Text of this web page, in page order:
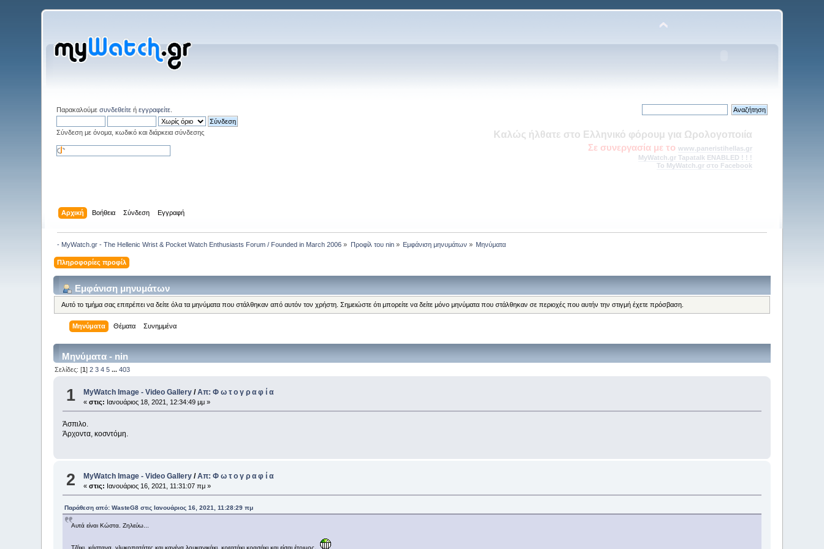
Παρακαλούμεσυνδεθείτε ήεγγραφείτε
Σύνδεση με όνομα, κωδικό και διάρκεια σύνδεσης
To MyWatch.gr δέχεται το μήνα πάνω από 41.000 μοναδικές επισκέψεις, από την Ελλάδα και το
εξωτερικό!
Νέο Ενότητα: Εντός Εκτός και Επί τα Αυτά --> Η Γωνία του ερασιτέχνη Ωρολογοποιού
Αρχική Βοήθεια Σύνδεση Εγγραφή
- MyWatch.gr - The Hellenic Wrist & Pocket Watch Enthusiasts Forum / Founded in March 2006 » Προφίλ του nin» Εμφάνιση μηνυμάτων » Μηνύματα
Πληροφορίες προφίλ
Εμφάνιση μηνυμάτων
Αυτό το τμήμα σας επιτρέπει να δείτε όλα τα μηνύματα που στάλθηκαν από αυτόν τον χρήστη. Σημειώστε ότι μπορείτε να δείτε μόνο μηνύματα που στάλθηκαν σε περιοχές που αυτήν την στιγμή έχετε πρόσβαση.
Μηνύματα Θέματα Συνημμένα
Μηνύματα - nin
Σελίδες: [1]2 3 4 5 ...403
1 MyWatch Ιmage - Video Gallery /Απ: Φ ω τ ο γ ρ α φ ί α
«στις: Ιανουάριος 18, 2021, 12:34:49 μμ »
Άσπιλο.
Άρχοντα, κοσντόμη.
2 MyWatch Ιmage - Video Gallery /Απ: Φ ω τ ο γ ρ α φ ί α
«στις: Ιανουάριος 16, 2021, 11:31:07 πμ »
Παράθεση από: WasteG8 στις Ιανουάριος 16, 2021, 11:28:29 πμ
Αυτά είναι Κώστα. Ζηλεύω...
Τζάκι, κάστανα, γλυκοπατάτες και κανένα λουκανικάκι, κρεατάκι κρασάκι και είσαι έτοιμος.